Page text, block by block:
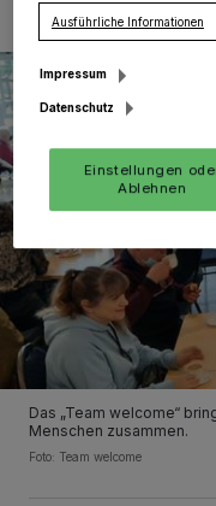
Das „Team welcome“
Menschen zusammen.
Foto: Team welcome
Ausführliche Informationen
Impressum
Datenschutz
Einstellungen
Ablehnen